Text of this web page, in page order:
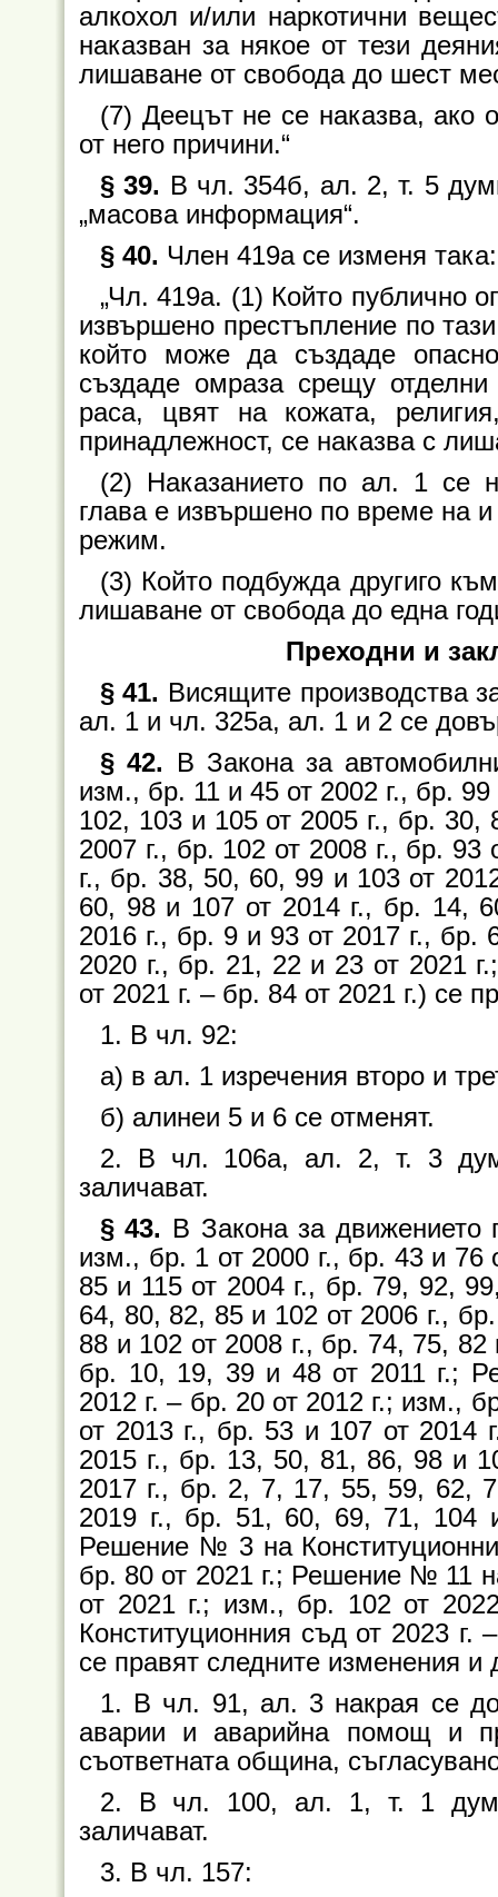
алкохол и/или наркотични
наказван за някое от тези
лишаване от свобода до шест
(7) Деецът не се наказва, ако
от него причини.“
§ 39. В чл. 354б, ал. 2, т. 5
„масова информация“.
§ 40. Член 419а се изменя така:
„Чл. 419а. (1) Който публично
извършено престъпление по
който може да създаде
създаде омраза срещу
раса, цвят на кожата,
принадлежност, се наказва с
(2) Наказанието по ал. 1 се
глава е извършено по време на
режим.
(3) Който подбужда другиго
лишаване от свобода до една
Преходни и
§ 41. Висящите производства
ал. 1 и чл. 325а, ал. 1 и 2 се
§ 42. В Закона за
изм., бр. 11 и 45 от 2002 г., бр.
102, 103 и 105 от 2005 г., бр. 30,
2007 г., бр. 102 от 2008 г., бр. 93
г., бр. 38, 50, 60, 99 и 103 от
60, 98 и 107 от 2014 г., бр. 14,
2016 г., бр. 9 и 93 от 2017 г., бр.
2020 г., бр. 21, 22 и 23 от 2021
от 2021 г. – бр. 84 от 2021 г.) се
1. В чл. 92:
а) в ал. 1 изречения второ и
б) алинеи 5 и 6 се отменят.
2. В чл. 106а, ал. 2, т. 3
заличават.
§ 43. В Закона за
изм., бр. 1 от 2000 г., бр. 43 и 76
85 и 115 от 2004 г., бр. 79, 92,
64, 80, 82, 85 и 102 от 2006 г.,
88 и 102 от 2008 г., бр. 74, 75,
бр. 10, 19, 39 и 48 от 2011 г.;
2012 г. – бр. 20 от 2012 г.; изм.,
от 2013 г., бр. 53 и 107 от
2015 г., бр. 13, 50, 81, 86, 98 и
2017 г., бр. 2, 7, 17, 55, 59, 62,
2019 г., бр. 51, 60, 69, 71, 104
Решение № 3 на
бр. 80 от 2021 г.; Решение № 11
от 2021 г.; изм., бр. 102 от
Конституционния съд от 2023 г.
се правят следните изменения и
1. В чл. 91, ал. 3 накрая се
аварии и аварийна помощ и
съответната община,
2. В чл. 100, ал. 1, т. 1
заличават.
3. В чл. 157: